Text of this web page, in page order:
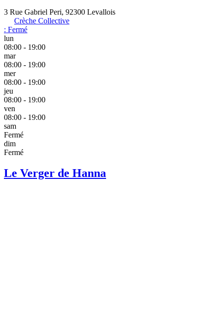
3 Rue Gabriel Peri, 92300 Levallois
Crèche Collective
: Fermé
lun
08:00 - 19:00
mar
08:00 - 19:00
mer
08:00 - 19:00
jeu
08:00 - 19:00
ven
08:00 - 19:00
sam
Fermé
dim
Fermé
Le Verger de Hanna